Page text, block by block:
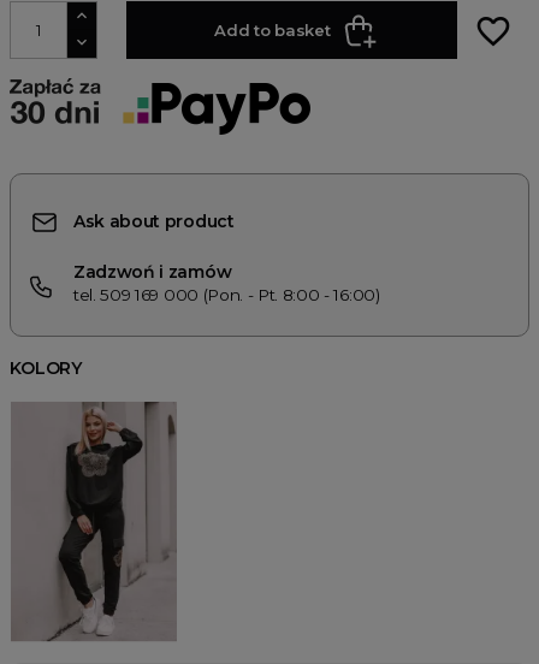
Add to basket favorite_border
Ask about product
Zadzwoń i zamów
tel. 509 169 000 (Pon. - Pt. 8:00 - 16:00)
KOLORY